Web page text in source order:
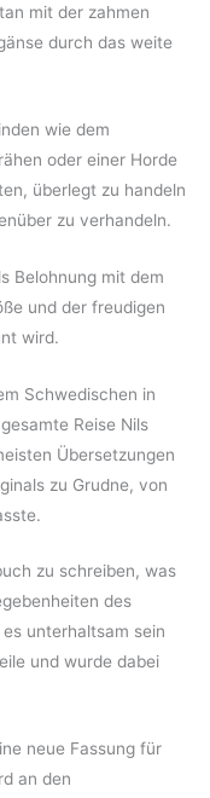
mit der zahmen
durch das weite
wie dem
oder einer Horde
überlegt zu handeln
zu verhandeln.
Belohnung mit dem
und der freudigen
wird.
Schwedischen in
Reise Nils
Übersetzungen
zu Grudne, von
zu schreiben, was
des
unterhaltsam sein
und wurde dabei
neue Fassung für
an den